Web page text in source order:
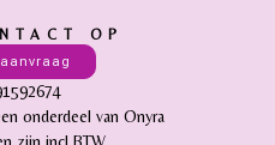
OP
onderdeel van Onyra